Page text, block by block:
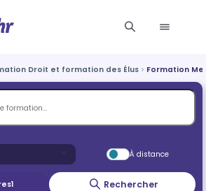
Droit et formation des Élus Formation
À distance
1 Rechercher